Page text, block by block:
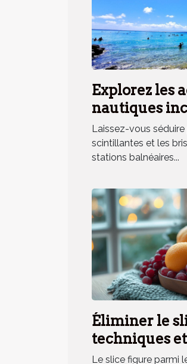
Explorez les
nautiques
en station
méridionale
Laissez-vous séduire
scintillantes et les
stations balnéaires...
Éliminer le
techniques
pratiques
Le slice figure parmi